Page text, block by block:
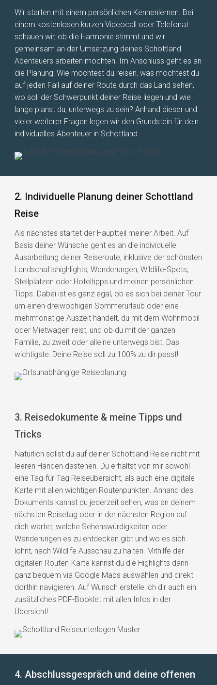
Wir starten mit einem persönlichen Kennenlernen. Bei
einem kostenlosen kurzen Videocall oder Telefonat
schauen wir, ob die Harmonie stimmt und wir
gemeinsam an der Umsetzung deines Schottland
Abenteuers arbeiten möchten. Im Anschluss geht es an
die Planung: Wie möchtest du reisen, was möchtest du
auf jeden Fall auf deiner Route durch das Land sehen,
wo soll der Schwerpunkt deiner Reise liegen und wie
lange planst du, unterwegs zu sein? Anhand dieser und
vieler weiterer Fragen legen wir den Grundstein für dein
individuelles Abenteuer in Schottland.
2. Individuelle Planung deiner Schottland
Reise
Als nächstes startet der Hauptteil meiner Arbeit. Auf
Basis deiner Wünsche geht es an die individuelle
Ausarbeitung deiner Reiseroute, inklusive der schönsten
Landschaftshighlights, Wanderungen, Wildlife-Spots,
Stellplätzen oder Hoteltipps und meinen persönlichen
Tipps. Dabei ist es ganz egal, ob es sich bei deiner Tour
um einen dreiwöchigen Sommerurlaub oder eine
mehrmonatige Auszeit handelt, du mit dem Wohnmobil
oder Mietwagen reist, und ob du mit der ganzen
Familie, zu zweit oder alleine unterwegs bist. Das
wichtigste: Deine Reise soll zu 100% zu dir passt!
3. Reisedokumente & meine Tipps und
Tricks
Natürlich sollst du auf deiner Schottland Reise nicht mit
leeren Händen dastehen. Du erhältst von mir sowohl
eine Tag-für-Tag Reiseübersicht, als auch eine digitale
Karte mit allen wichtigen Routenpunkten. Anhand des
Dokuments kannst du jederzeit sehen, was an deinem
nächsten Reisetag oder in der nächsten Region auf
dich wartet, welche Sehenswürdigkeiten oder
Wanderungen es zu entdecken gibt und wo es sich
lohnt, nach Wildlife Ausschau zu halten. Mithilfe der
digitalen Routen-Karte kannst du die Highlights dann
ganz bequem via Google Maps auswählen und direkt
dorthin navigieren. Auf Wunsch erstelle ich dir auch ein
zusätzliches PDF-Booklet mit allen Infos in der
Übersicht!
4. Abschlussgespräch und deine offenen